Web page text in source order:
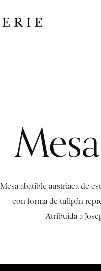
Mesa abatible austriaca de
con forma de tulipán
Atribuida a